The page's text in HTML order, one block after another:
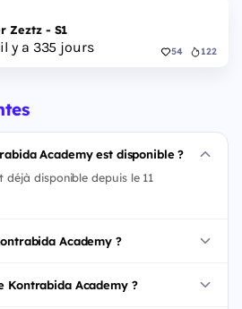
Zeztz - S1
y a 335 jours 54 122
Academy est disponible ?
disponible depuis le 11
Academy ?
Kontrabida Academy ?